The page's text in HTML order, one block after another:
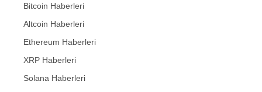
Bitcoin Haberleri
Altcoin Haberleri
Ethereum Haberleri
XRP Haberleri
Solana Haberleri